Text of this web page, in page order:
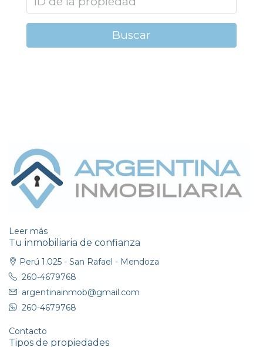
Buscar
Leer más
Tu inmobiliaria de confianza
Perú 1.025 - San Rafael - Mendoza
260-4679768
argentinainmob@gmail.com
260-4679768
Contacto
Tipos de propiedades